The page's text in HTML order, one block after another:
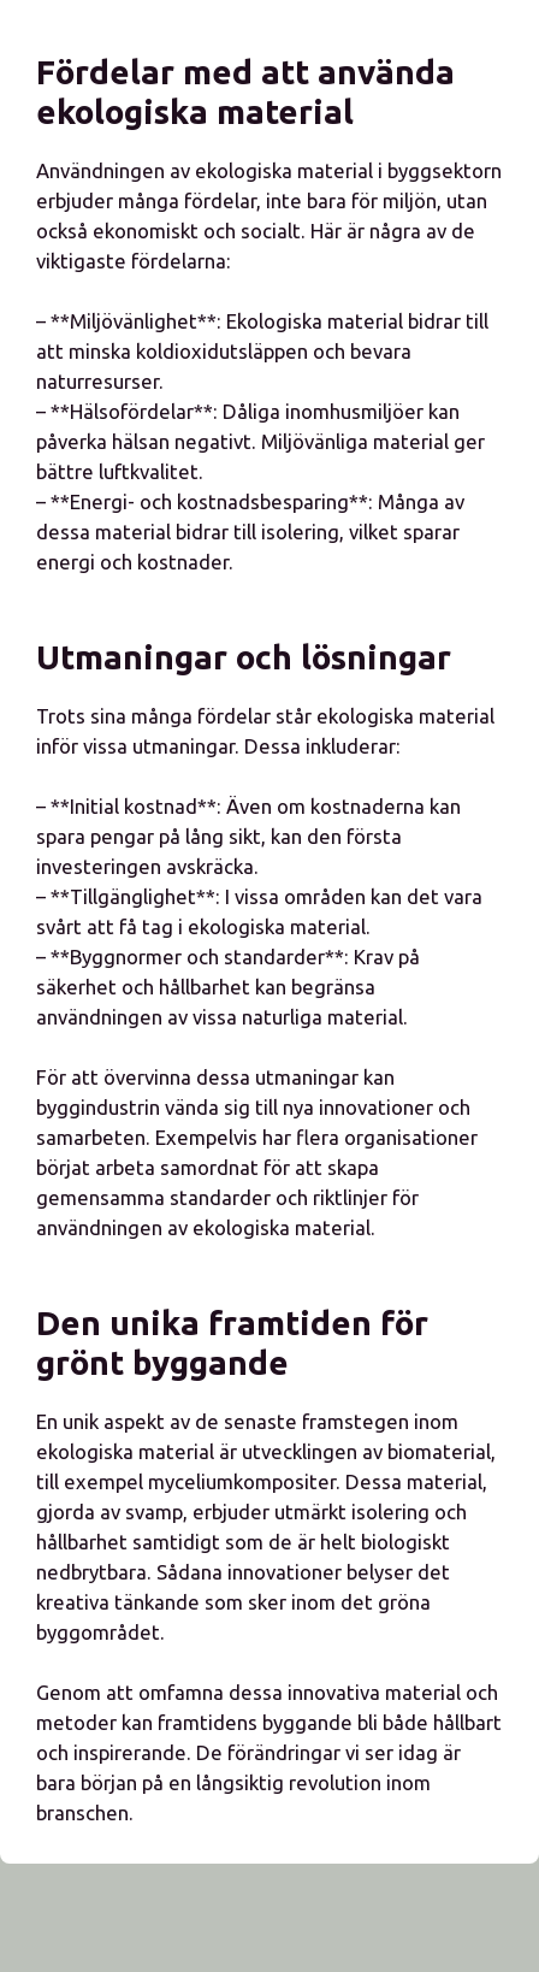
Fördelar med att använda
ekologiska material
Användningen av ekologiska material i byggsektorn
erbjuder många fördelar, inte bara för miljön, utan
också ekonomiskt och socialt. Här är några av de
viktigaste fördelarna:
– **Miljövänlighet**: Ekologiska material bidrar till
att minska koldioxidutsläppen och bevara
naturresurser.
– **Hälsofördelar**: Dåliga inomhusmiljöer kan
påverka hälsan negativt. Miljövänliga material ger
bättre luftkvalitet.
– **Energi- och kostnadsbesparing**: Många av
dessa material bidrar till isolering, vilket sparar
energi och kostnader.
Utmaningar och lösningar
Trots sina många fördelar står ekologiska material
inför vissa utmaningar. Dessa inkluderar:
– **Initial kostnad**: Även om kostnaderna kan
spara pengar på lång sikt, kan den första
investeringen avskräcka.
– **Tillgänglighet**: I vissa områden kan det vara
svårt att få tag i ekologiska material.
– **Byggnormer och standarder**: Krav på
säkerhet och hållbarhet kan begränsa
användningen av vissa naturliga material.
För att övervinna dessa utmaningar kan
byggindustrin vända sig till nya innovationer och
samarbeten. Exempelvis har flera organisationer
börjat arbeta samordnat för att skapa
gemensamma standarder och riktlinjer för
användningen av ekologiska material.
Den unika framtiden för
grönt byggande
En unik aspekt av de senaste framstegen inom
ekologiska material är utvecklingen av biomaterial,
till exempel myceliumkompositer. Dessa material,
gjorda av svamp, erbjuder utmärkt isolering och
hållbarhet samtidigt som de är helt biologiskt
nedbrytbara. Sådana innovationer belyser det
kreativa tänkande som sker inom det gröna
byggområdet.
Genom att omfamna dessa innovativa material och
metoder kan framtidens byggande bli både hållbart
och inspirerande. De förändringar vi ser idag är
bara början på en långsiktig revolution inom
branschen.